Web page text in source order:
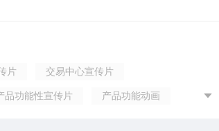
片 交易中心宣传片
品功能性宣传片 产品功能动画